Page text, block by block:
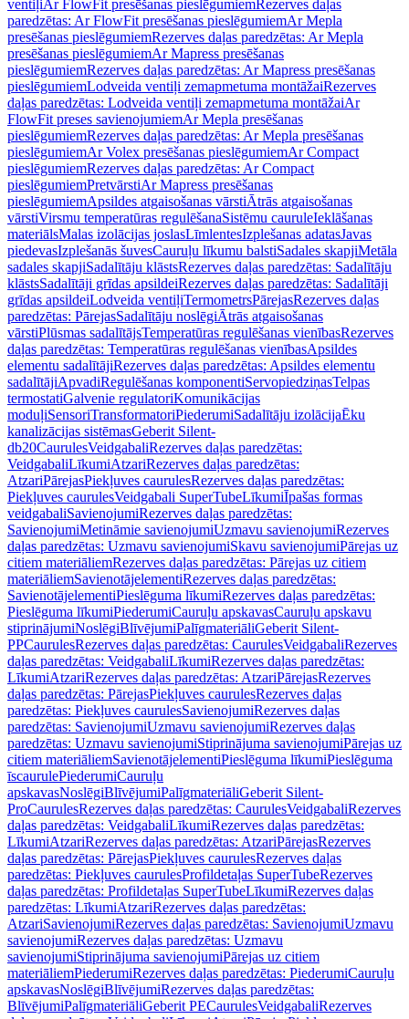
ventiļiAr FlowFit presēšanas pieslēgumiemRezerves daļas
paredzētas: Ar FlowFit presēšanas pieslēgumiemAr Mepla
presēšanas pieslēgumiemRezerves daļas paredzētas: Ar Mepla
presēšanas pieslēgumiemAr Mapress presēšanas
pieslēgumiemRezerves daļas paredzētas: Ar Mapress presēšanas
pieslēgumiemLodveida ventiļi zemapmetuma montāžaiRezerves
daļas paredzētas: Lodveida ventiļi zemapmetuma montāžaiAr
FlowFit preses savienojumiemAr Mepla presēšanas
pieslēgumiemRezerves daļas paredzētas: Ar Mepla presēšanas
pieslēgumiemAr Volex presēšanas pieslēgumiemAr Compact
pieslēgumiemRezerves daļas paredzētas: Ar Compact
pieslēgumiemPretvārstiAr Mapress presēšanas
pieslēgumiemApsildes atgaisošanas vārstiĀtrās atgaisošanas
vārstiVirsmu temperatūras regulēšanaSistēmu cauruleIeklāšanas
materiālsMalas izolācijas joslasLīmlentesIzplešanas adatasJavas
piedevasIzplešanās šuvesCauruļu līkumu balstiSadales skapjiMetāla
sadales skapjiSadalītāju klāstsRezerves daļas paredzētas: Sadalītāju
klāstsSadalītāji grīdas apsildeiRezerves daļas paredzētas: Sadalītāji
grīdas apsildeiLodveida ventiļiTermometrsPārejasRezerves daļas
paredzētas: PārejasSadalītāju noslēgiĀtrās atgaisošanas
vārstiPlūsmas sadalītājsTemperatūras regulēšanas vienībasRezerves
daļas paredzētas: Temperatūras regulēšanas vienībasApsildes
elementu sadalītājiRezerves daļas paredzētas: Apsildes elementu
sadalītājiApvadiRegulēšanas komponentiServopiedziņasTelpas
termostatiGalvenie regulatoriKomunikācijas
moduļiSensoriTransformatoriPiederumiSadalītāju izolācijaĒku
kanalizācijas sistēmasGeberit Silent-
db20CaurulesVeidgabaliRezerves daļas paredzētas:
VeidgabaliLīkumiAtzariRezerves daļas paredzētas:
AtzariPārejasPiekļuves caurulesRezerves daļas paredzētas:
Piekļuves caurulesVeidgabali SuperTubeLīkumiĪpašas formas
veidgabaliSavienojumiRezerves daļas paredzētas:
SavienojumiMetināmie savienojumiUzmavu savienojumiRezerves
daļas paredzētas: Uzmavu savienojumiSkavu savienojumiPārejas uz
citiem materiāliemRezerves daļas paredzētas: Pārejas uz citiem
materiāliemSavienotājelementiRezerves daļas paredzētas:
SavienotājelementiPieslēguma līkumiRezerves daļas paredzētas:
Pieslēguma līkumiPiederumiCauruļu apskavasCauruļu apskavu
stiprinājumiNoslēgiBlīvējumiPalīgmateriāliGeberit Silent-
PPCaurulesRezerves daļas paredzētas: CaurulesVeidgabaliRezerves
daļas paredzētas: VeidgabaliLīkumiRezerves daļas paredzētas:
LīkumiAtzariRezerves daļas paredzētas: AtzariPārejasRezerves
daļas paredzētas: PārejasPiekļuves caurulesRezerves daļas
paredzētas: Piekļuves caurulesSavienojumiRezerves daļas
paredzētas: SavienojumiUzmavu savienojumiRezerves daļas
paredzētas: Uzmavu savienojumiStiprinājuma savienojumiPārejas uz
citiem materiāliemSavienotājelementiPieslēguma līkumiPieslēguma
īscaurulePiederumiCauruļu
apskavasNoslēgiBlīvējumiPalīgmateriāliGeberit Silent-
ProCaurulesRezerves daļas paredzētas: CaurulesVeidgabaliRezerves
daļas paredzētas: VeidgabaliLīkumiRezerves daļas paredzētas:
LīkumiAtzariRezerves daļas paredzētas: AtzariPārejasRezerves
daļas paredzētas: PārejasPiekļuves caurulesRezerves daļas
paredzētas: Piekļuves caurulesProfildetaļas SuperTubeRezerves
daļas paredzētas: Profildetaļas SuperTubeLīkumiRezerves daļas
paredzētas: LīkumiAtzariRezerves daļas paredzētas:
AtzariSavienojumiRezerves daļas paredzētas: SavienojumiUzmavu
savienojumiRezerves daļas paredzētas: Uzmavu
savienojumiStiprinājuma savienojumiPārejas uz citiem
materiāliemPiederumiRezerves daļas paredzētas: PiederumiCauruļu
apskavasNoslēgiBlīvējumiRezerves daļas paredzētas:
BlīvējumiPalīgmateriāliGeberit PECaurulesVeidgabaliRezerves